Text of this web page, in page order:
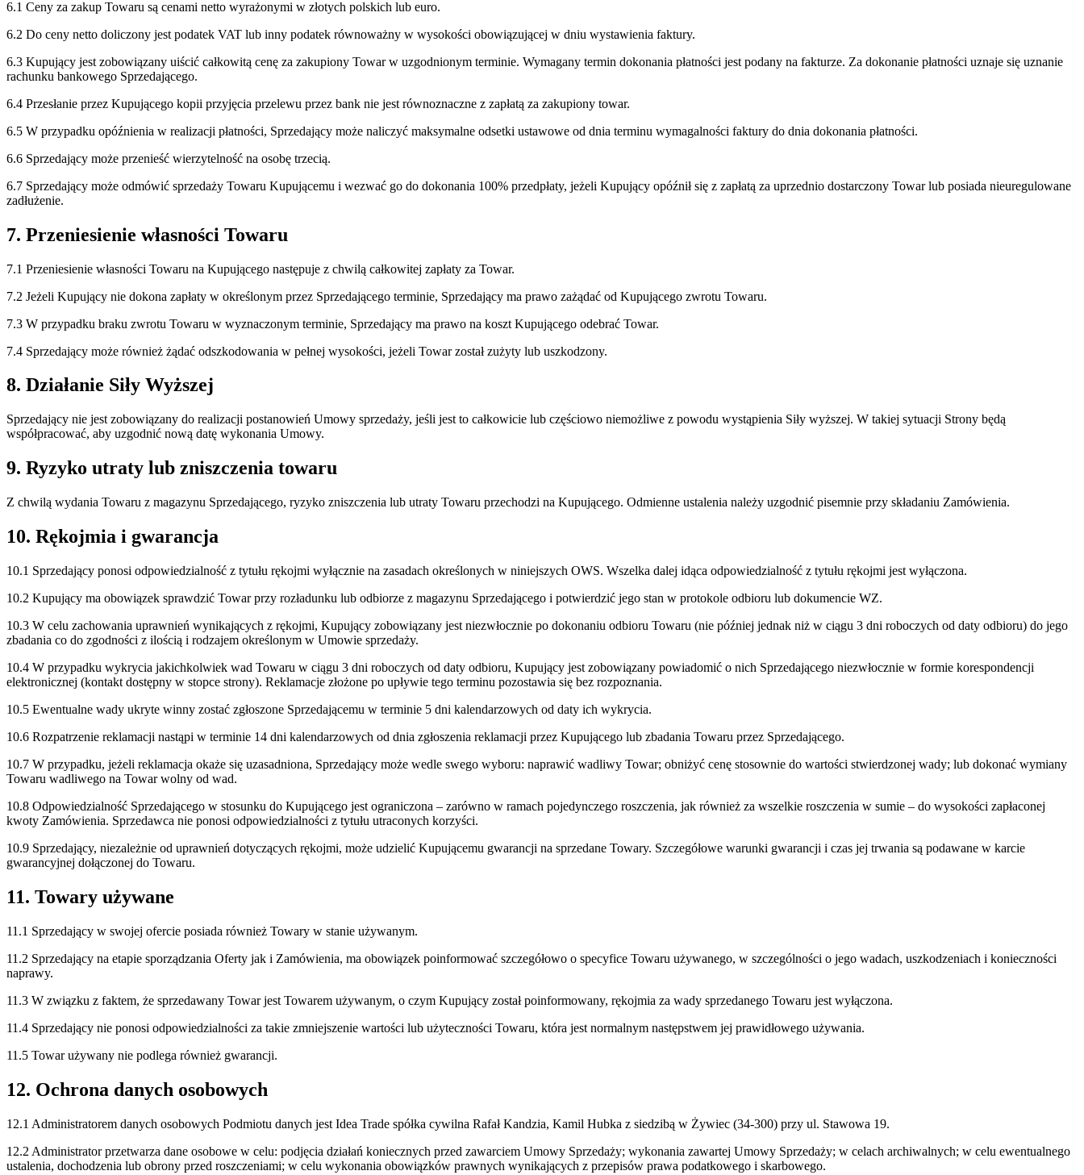
6.1 Ceny za zakup Towaru są cenami netto wyrażonymi w złotych polskich lub euro.
6.2 Do ceny netto doliczony jest podatek VAT lub inny podatek równoważny w wysokości obowiązującej w dniu wystawienia faktury.
6.3 Kupujący jest zobowiązany uiścić całkowitą cenę za zakupiony Towar w uzgodnionym terminie. Wymagany termin dokonania płatności jest podany na fakturze. Za dokonanie płatności uznaje się uznanie
rachunku bankowego Sprzedającego.
6.4 Przesłanie przez Kupującego kopii przyjęcia przelewu przez bank nie jest równoznaczne z zapłatą za zakupiony towar.
6.5 W przypadku opóźnienia w realizacji płatności, Sprzedający może naliczyć maksymalne odsetki ustawowe od dnia terminu wymagalności faktury do dnia dokonania płatności.
6.6 Sprzedający może przenieść wierzytelność na osobę trzecią.
6.7 Sprzedający może odmówić sprzedaży Towaru Kupującemu i wezwać go do dokonania 100% przedpłaty, jeżeli Kupujący opóźnił się z zapłatą za uprzednio dostarczony Towar lub posiada nieuregulowane
zadłużenie.
7. Przeniesienie własności Towaru
7.1 Przeniesienie własności Towaru na Kupującego następuje z chwilą całkowitej zapłaty za Towar.
7.2 Jeżeli Kupujący nie dokona zapłaty w określonym przez Sprzedającego terminie, Sprzedający ma prawo zażądać od Kupującego zwrotu Towaru.
7.3 W przypadku braku zwrotu Towaru w wyznaczonym terminie, Sprzedający ma prawo na koszt Kupującego odebrać Towar.
7.4 Sprzedający może również żądać odszkodowania w pełnej wysokości, jeżeli Towar został zużyty lub uszkodzony.
8. Działanie Siły Wyższej
Sprzedający nie jest zobowiązany do realizacji postanowień Umowy sprzedaży, jeśli jest to całkowicie lub częściowo niemożliwe z powodu wystąpienia Siły wyższej. W takiej sytuacji Strony będą
współpracować, aby uzgodnić nową datę wykonania Umowy.
9. Ryzyko utraty lub zniszczenia towaru
Z chwilą wydania Towaru z magazynu Sprzedającego, ryzyko zniszczenia lub utraty Towaru przechodzi na Kupującego. Odmienne ustalenia należy uzgodnić pisemnie przy składaniu Zamówienia.
10. Rękojmia i gwarancja
10.1 Sprzedający ponosi odpowiedzialność z tytułu rękojmi wyłącznie na zasadach określonych w niniejszych OWS. Wszelka dalej idąca odpowiedzialność z tytułu rękojmi jest wyłączona.
10.2 Kupujący ma obowiązek sprawdzić Towar przy rozładunku lub odbiorze z magazynu Sprzedającego i potwierdzić jego stan w protokole odbioru lub dokumencie WZ.
10.3 W celu zachowania uprawnień wynikających z rękojmi, Kupujący zobowiązany jest niezwłocznie po dokonaniu odbioru Towaru (nie później jednak niż w ciągu 3 dni roboczych od daty odbioru) do jego
zbadania co do zgodności z ilością i rodzajem określonym w Umowie sprzedaży.
10.4 W przypadku wykrycia jakichkolwiek wad Towaru w ciągu 3 dni roboczych od daty odbioru, Kupujący jest zobowiązany powiadomić o nich Sprzedającego niezwłocznie w formie korespondencji
elektronicznej (kontakt dostępny w stopce strony). Reklamacje złożone po upływie tego terminu pozostawia się bez rozpoznania.
10.5 Ewentualne wady ukryte winny zostać zgłoszone Sprzedającemu w terminie 5 dni kalendarzowych od daty ich wykrycia.
10.6 Rozpatrzenie reklamacji nastąpi w terminie 14 dni kalendarzowych od dnia zgłoszenia reklamacji przez Kupującego lub zbadania Towaru przez Sprzedającego.
10.7 W przypadku, jeżeli reklamacja okaże się uzasadniona, Sprzedający może wedle swego wyboru: naprawić wadliwy Towar; obniżyć cenę stosownie do wartości stwierdzonej wady; lub dokonać wymiany
Towaru wadliwego na Towar wolny od wad.
10.8 Odpowiedzialność Sprzedającego w stosunku do Kupującego jest ograniczona – zarówno w ramach pojedynczego roszczenia, jak również za wszelkie roszczenia w sumie – do wysokości zapłaconej
kwoty Zamówienia. Sprzedawca nie ponosi odpowiedzialności z tytułu utraconych korzyści.
10.9 Sprzedający, niezależnie od uprawnień dotyczących rękojmi, może udzielić Kupującemu gwarancji na sprzedane Towary. Szczegółowe warunki gwarancji i czas jej trwania są podawane w karcie
gwarancyjnej dołączonej do Towaru.
11. Towary używane
11.1 Sprzedający w swojej ofercie posiada również Towary w stanie używanym.
11.2 Sprzedający na etapie sporządzania Oferty jak i Zamówienia, ma obowiązek poinformować szczegółowo o specyfice Towaru używanego, w szczególności o jego wadach, uszkodzeniach i konieczności
naprawy.
11.3 W związku z faktem, że sprzedawany Towar jest Towarem używanym, o czym Kupujący został poinformowany, rękojmia za wady sprzedanego Towaru jest wyłączona.
11.4 Sprzedający nie ponosi odpowiedzialności za takie zmniejszenie wartości lub użyteczności Towaru, która jest normalnym następstwem jej prawidłowego używania.
11.5 Towar używany nie podlega również gwarancji.
12. Ochrona danych osobowych
12.1 Administratorem danych osobowych Podmiotu danych jest Idea Trade spółka cywilna Rafał Kandzia, Kamil Hubka z siedzibą w Żywiec (34-300) przy ul. Stawowa 19.
12.2 Administrator przetwarza dane osobowe w celu: podjęcia działań koniecznych przed zawarciem Umowy Sprzedaży; wykonania zawartej Umowy Sprzedaży; w celach archiwalnych; w celu ewentualnego
ustalenia, dochodzenia lub obrony przed roszczeniami; w celu wykonania obowiązków prawnych wynikających z przepisów prawa podatkowego i skarbowego.